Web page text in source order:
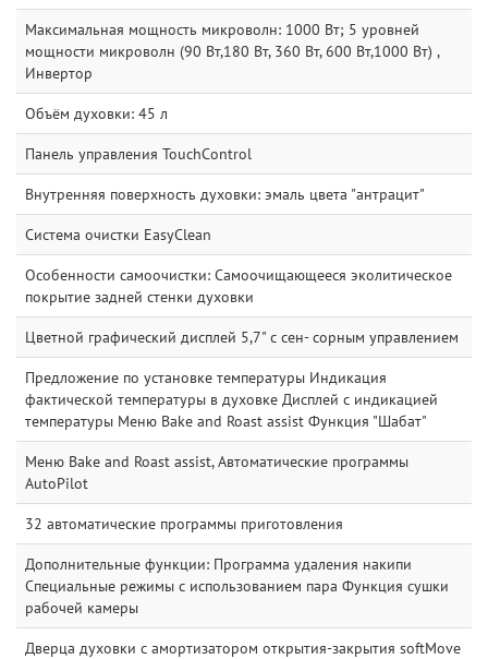
Максимальная мощность микроволн: 1000 Вт; 5 уровней
мощности микроволн (90 Вт,180 Вт, 360 Вт, 600 Вт,1000 Вт) ,
Инвертор
Объём духовки: 45 л
Панель управления TouchControl
Внутренняя поверхность духовки: эмаль цвета "антрацит"
Система очистки EasyClean
Особенности самоочистки: Самоочищающееся эколитическое
покрытие задней стенки духовки
Цветной графический дисплей 5,7" с сен- сорным управлением
Предложение по установке температуры Индикация
фактической температуры в духовке Дисплей с индикацией
температуры Меню Bake and Roast assist Функция "Шабат"
Меню Bake and Roast assist, Автоматические программы
AutoPilot
32 автоматические программы приготовления
Дополнительные функции: Программа удаления накипи
Специальные режимы с использованием пара Функция сушки
рабочей камеры
Дверца духовки с амортизатором открытия-закрытия softMove